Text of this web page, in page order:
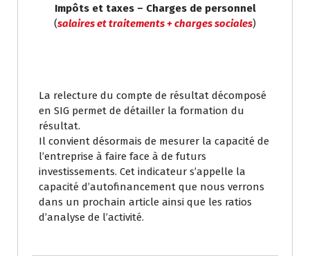
Impôts et taxes – Charges de personnel
(salaires et traitements + charges sociales)
La relecture du compte de résultat décomposé
en SIG permet de détailler la formation du
résultat.
Il convient désormais de mesurer la capacité de
l’entreprise à faire face à de futurs
investissements. Cet indicateur s’appelle la
capacité d’autofinancement que nous verrons
dans un prochain article ainsi que les ratios
d’analyse de l’activité.